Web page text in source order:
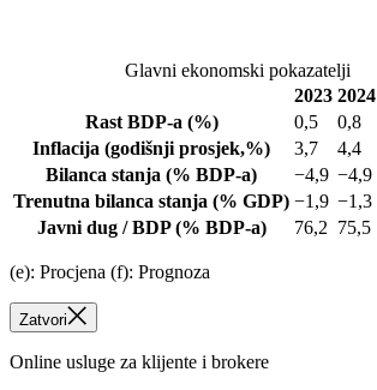
Glavni ekonomski pokazatelji
2023 2024
Rast BDP-a (%) 0,5 0,8
Inflacija (godišnji prosjek,%) 3,7 4,4
Bilanca stanja (% BDP-a) −4,9 −4,9
Trenutna bilanca stanja (% GDP) −1,9 −1,3
Javni dug / BDP(% BDP-a) 76,2 75,5
(e): Procjena (f): Prognoza
Zatvori
Online usluge za klijente i brokere